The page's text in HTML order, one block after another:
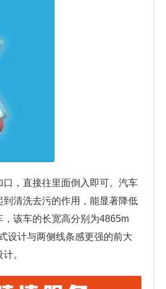
，直接往里面倒入即可。汽车
清洗去污的作用，能显著降低
该车的长宽高分别为4865m
设计与两侧线条感更强的前大
。